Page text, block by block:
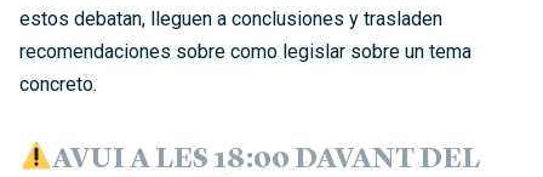
estos debatan, lleguen a conclusiones y trasladen
recomendaciones sobre como legislar sobre un tema
concreto.
AVUI A LES 18:00 DAVANT DEL